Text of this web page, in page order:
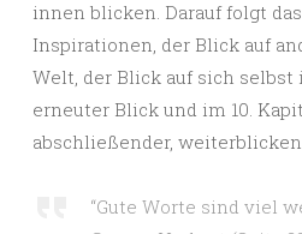
innen blicken. Darauf folgt
Inspirationen, der Blick auf
Welt, der Blick auf sich selbst
erneuter Blick und im 10.
abschließender,
“Gute Worte sind viel